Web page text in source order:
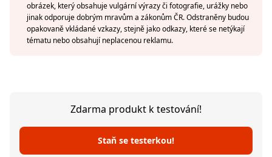
obrázek, který obsahuje vulgární výrazy či fotografie, urážky nebo
jinak odporuje dobrým mravům a zákonům ČR. Odstraněny budou
opakovaně vkládané vzkazy, stejně jako odkazy, které se netýkají
tématu nebo obsahují neplacenou reklamu.
Zdarma produkt k testování!
Staň se testerkou!